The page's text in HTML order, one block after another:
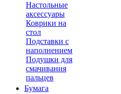
Настольные
аксессуары
Коврики на
стол
Подставки с
наполнением
Подушки для
смачивания
пальцев
Бумага